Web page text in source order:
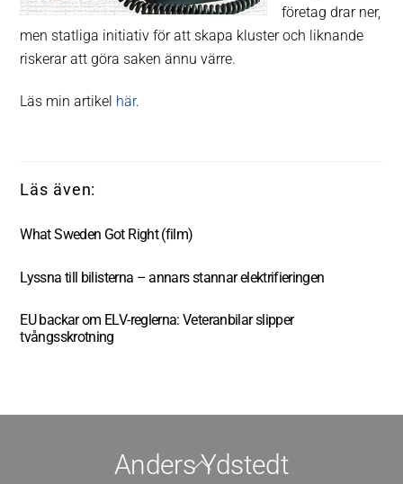
företag drar ner,
men statliga initiativ för att skapa kluster och liknande
riskerar att göra saken ännu värre.
Läs min artikel här.
What Sweden Got Right (film)
Lyssna till bilisterna – annars stannar elektrifieringen
EU backar om ELV-reglerna: Veteranbilar slipper
tvångsskrotning
Back
Anders Ydstedt